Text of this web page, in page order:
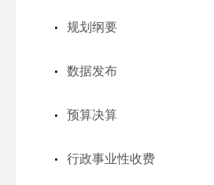
规划纲要
数据发布
预算决算
行政事业性收费